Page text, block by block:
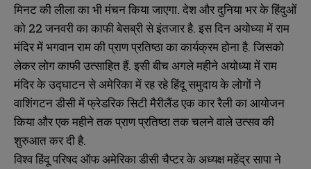
मिनट की लीला का भी मंचन किया जाएगा. देश और दुनिया भर के हिंदुओं
को 22 जनवरी का काफी बेसब्री से इंतजार है. इस दिन अयोध्या में राम
मंदिर में भगवान राम की प्राण प्रतिष्ठा का कार्यक्रम होना है. जिसको
लेकर लोग काफी उत्साहित हैं. इसी बीच अगले महीने अयोध्या में राम
मंदिर के उद्घाटन से अमेरिका में रह रहे हिंदू समुदाय के लोगों ने
वाशिंगटन डीसी में फ्रेडरिक सिटी मैरीलैंड एक कार रैली का आयोजन
किया और एक महीने तक प्राण प्रतिष्ठा तक चलने वाले उत्सव की
शुरुआत कर दी है.
विश्व हिंदू परिषद ऑफ अमेरिका डीसी चैप्टर के अध्यक्ष महेंद्र सापा ने